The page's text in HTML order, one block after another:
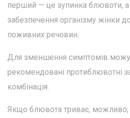
перший — це зупинка блювоти,
забезпечення організму жінки
поживних речовин.
Для зменшення симптомів
рекомендовані протиблювотні
комбінація.
Якщо блювота триває, можливо,